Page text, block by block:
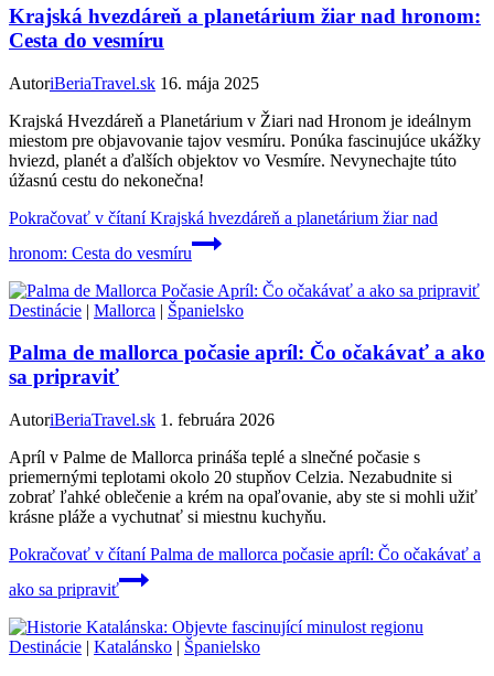
Krajská hvezdáreň a planetárium žiar nad hronom:
Cesta do vesmíru
AutoriBeriaTravel.sk 16. mája 2025
Krajská Hvezdáreň a Planetárium v Žiari nad Hronom je ideálnym
miestom pre objavovanie tajov vesmíru. Ponúka fascinujúce ukážky
hviezd, planét a ďalších objektov vo Vesmíre. Nevynechajte túto
úžasnú cestu do nekonečna!
Pokračovať v čítaníKrajská hvezdáreň a planetárium žiar nad
hronom: Cesta do vesmíru
Destinácie | Mallorca | Španielsko
Palma de mallorca počasie apríl: Čo očakávať a ako
sa pripraviť
AutoriBeriaTravel.sk 1. februára 2026
Apríl v Palme de Mallorca prináša teplé a slnečné počasie s
priemernými teplotami okolo 20 stupňov Celzia. Nezabudnite si
zobrať ľahké oblečenie a krém na opaľovanie, aby ste si mohli užiť
krásne pláže a vychutnať si miestnu kuchyňu.
Pokračovať v čítaníPalma de mallorca počasie apríl: Čo očakávať a
ako sa pripraviť
Destinácie | Katalánsko | Španielsko